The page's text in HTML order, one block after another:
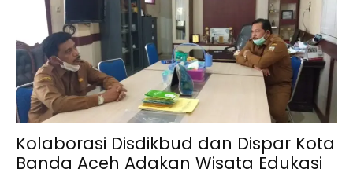
Kolaborasi Disdikbud dan Dispar Kota
Banda Aceh Adakan Wisata Edukasi